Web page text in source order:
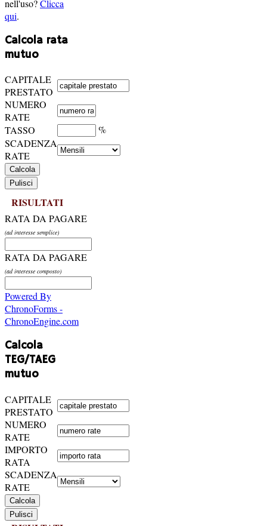
nell'uso?Clicca
qui.
Calcola rata
mutuo
CAPITALE
PRESTATO
NUMERO
RATE
TASSO
%
SCADENZA
RATE
RISULTATI
RATA DA PAGARE
(ad interesse semplice)
RATA DA PAGARE
(ad interesse composto)
Powered By
ChronoForms -
ChronoEngine.com
Calcola
TEG/TAEG
mutuo
CAPITALE
PRESTATO
NUMERO
RATE
IMPORTO
RATA
SCADENZA
RATE